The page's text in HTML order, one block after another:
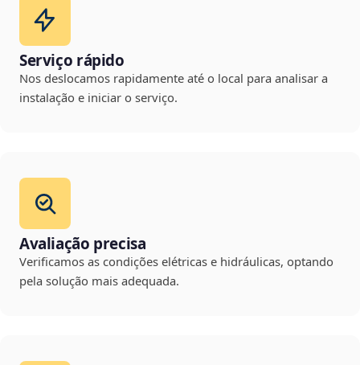
Serviço rápido
Nos deslocamos rapidamente até o local para analisar a
instalação e iniciar o serviço.
Avaliação precisa
Verificamos as condições elétricas e hidráulicas, optando
pela solução mais adequada.